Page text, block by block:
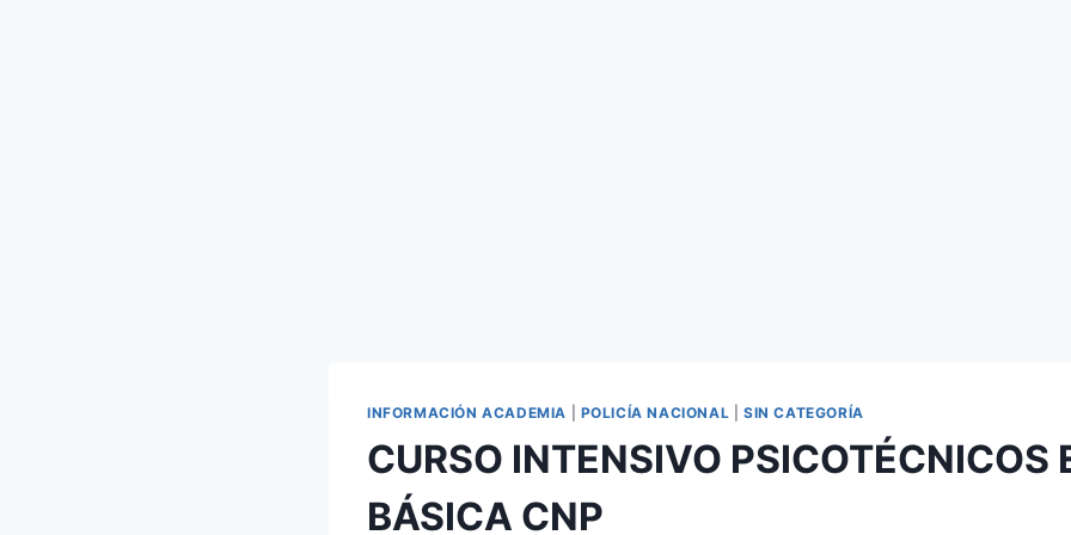
INFORMACIÓN ACADEMIA POLICÍA NACIONAL |SIN CATEGORÍA
CURSO INTENSIVO PSICOTÉCNICOS
BÁSICA CNP